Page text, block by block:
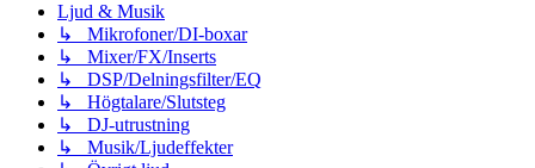
Ljud & Musik
↳ Mikrofoner/DI-boxar
↳ Mixer/FX/Inserts
↳ DSP/Delningsfilter/EQ
↳ Högtalare/Slutsteg
↳ DJ-utrustning
↳ Musik/Ljudeffekter